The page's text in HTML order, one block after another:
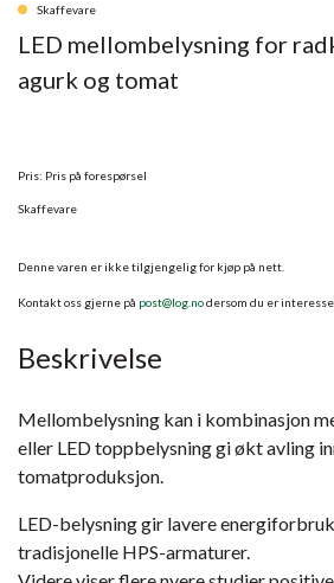
Skaffevare
LED mellombelysning for
agurk og tomat
Pris: Pris på forespørsel
Skaffevare
Denne varen er ikke tilgjengelig for kjøp på nett.
Kontakt oss gjerne på post@log.nodersom du er
Beskrivelse
Mellombelysning kan i kombinasjon
eller LED toppbelysning gi økt avling
tomatproduksjon.
LED-belysning gir lavere
tradisjonelle HPS-armaturer.